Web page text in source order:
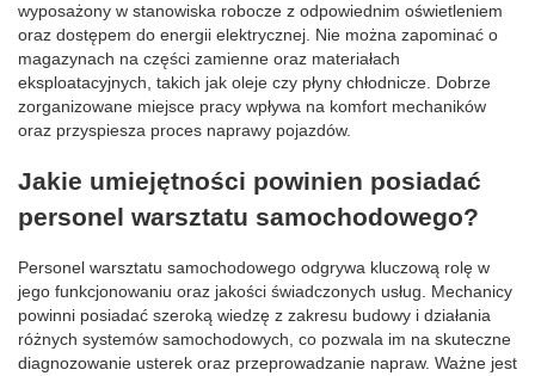
wyposażony w stanowiska robocze z odpowiednim oświetleniem
oraz dostępem do energii elektrycznej. Nie można zapominać o
magazynach na części zamienne oraz materiałach
eksploatacyjnych, takich jak oleje czy płyny chłodnicze. Dobrze
zorganizowane miejsce pracy wpływa na komfort mechaników
oraz przyspiesza proces naprawy pojazdów.
Jakie umiejętności powinien posiadać
personel warsztatu samochodowego?
Personel warsztatu samochodowego odgrywa kluczową rolę w
jego funkcjonowaniu oraz jakości świadczonych usług. Mechanicy
powinni posiadać szeroką wiedzę z zakresu budowy i działania
różnych systemów samochodowych, co pozwala im na skuteczne
diagnozowanie usterek oraz przeprowadzanie napraw. Ważne jest